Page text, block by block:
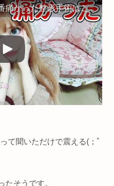
【暴露】ヴァニラが１番痛かった整形手術はこれです・・・
て聞いただけで震える(；ﾟ
たそうです。